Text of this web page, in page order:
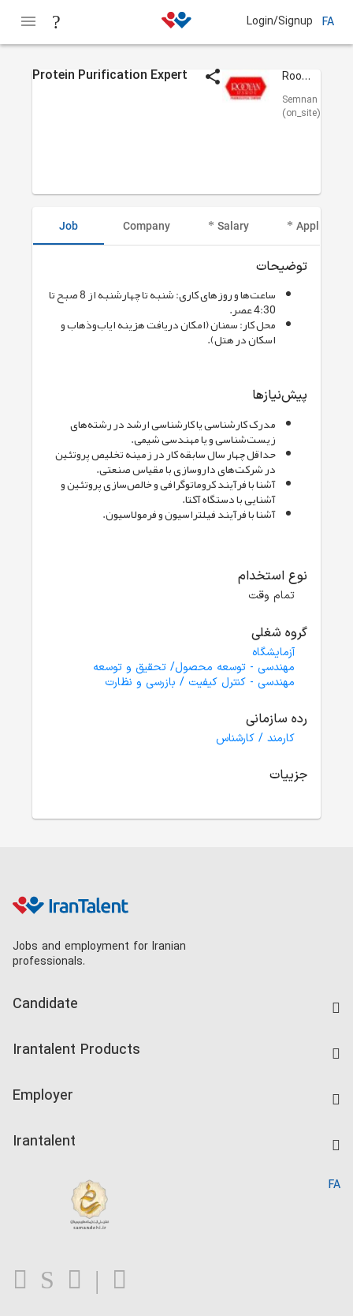
Login/Signup FA
Protein Purification Expert Rooyan Darou
Semnan
(on_site)
Job Company Salary Applicant
توضیحات
ساعت‌ها و روزهای کاری: شنبه تا چهارشنبه از 8 صبح تا
4:30 عصر.
محل کار: سمنان (امکان دریافت هزینه ایاب‌وذهاب و
اسکان در هتل).
پیش‌نیازها
مدرک کارشناسی یا کارشناسی ارشد در رشته‌های
زیست‌شناسی و یا مهندسی شیمی.
حداقل چهار سال سابقه کار در زمینه تخلیص پروتئین
در شرکت‌های داروسازی با مقیاس صنعتی.
آشنا با فرآیند کروماتوگرافی و خالص‌سازی پروتئین و
آشنایی با دستگاه آکتا.
آشنا با فرآیند فیلتراسیون و فرمولاسیون.
نوع استخدام
تمام وقت
گروه شغلی
آزمایشگاه
مهندسی - توسعه محصول/ تحقیق و توسعه
مهندسی - کنترل کیفیت / بازرسی و نظارت
رده سازمانی
کارمند / کارشناس
جزییات
Jobs and employment for Iranian
professionals.
Candidate
Companies Rate
Irantalent Products
Kardix
Employer
Irantalent
Blog
FA